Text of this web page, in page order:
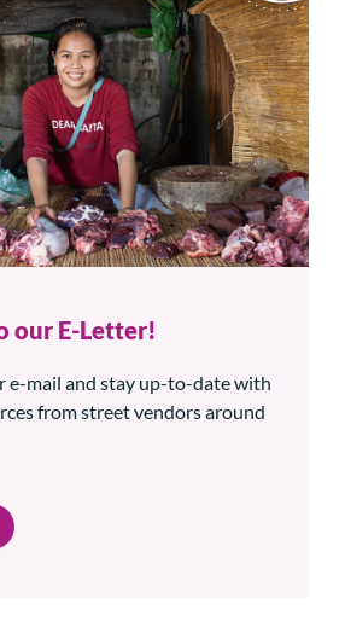
our E-Letter!
e-mail and stay up-to-date with
from street vendors around